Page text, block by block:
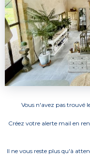
Vous n'avez pas trouvé
Créez votre alerte mail en
Il ne vous reste plus qu'à